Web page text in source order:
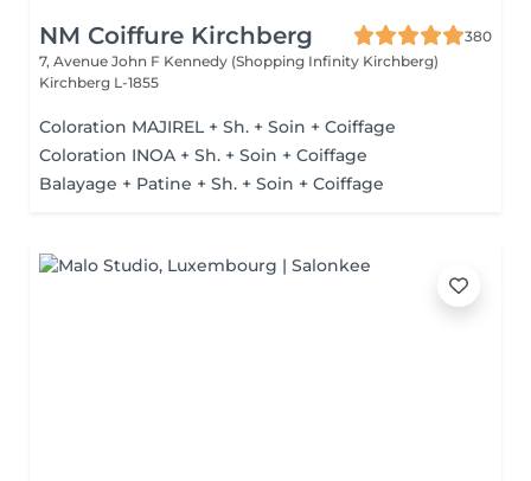
NM Coiffure Kirchberg
380
7, Avenue John F Kennedy (Shopping Infinity Kirchberg)
Kirchberg L-1855
Coloration MAJIREL + Sh. + Soin + Coiffage
Coloration INOA + Sh. + Soin + Coiffage
Balayage + Patine + Sh. + Soin + Coiffage